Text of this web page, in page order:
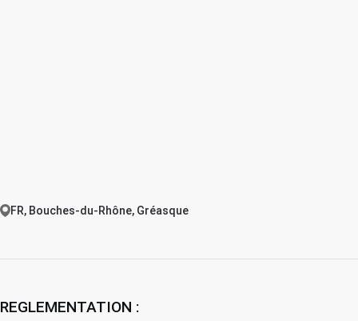
FR, Bouches-du-Rhône, Gréasque
REGLEMENTATION :